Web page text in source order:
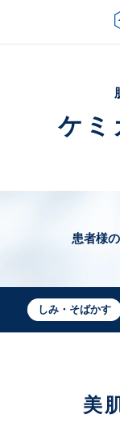
若返り・
たるみ
体の
医療痩身
アー
ケミ
患者様
しみ・そばかす
美